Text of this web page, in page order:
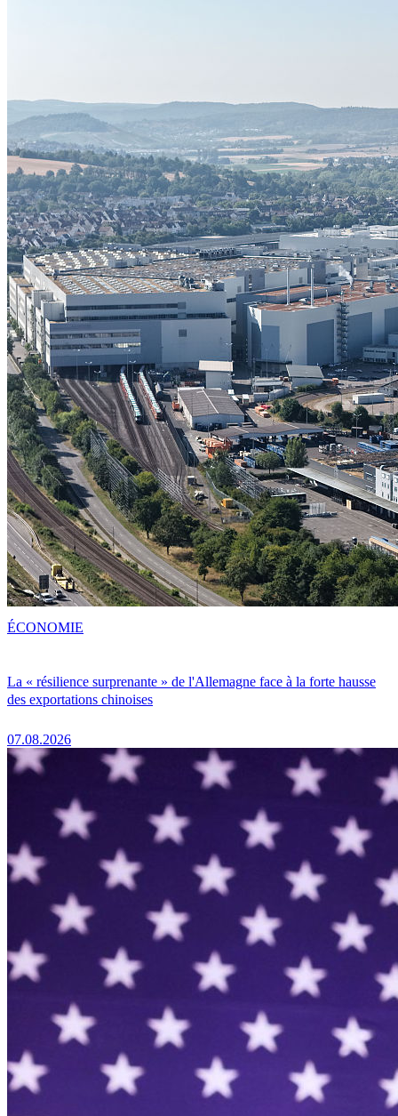
La « résilience surprenante » de l'Allemagne face à la forte hausse
des exportations chinoises
07.08.2026
ÉCONOMIE